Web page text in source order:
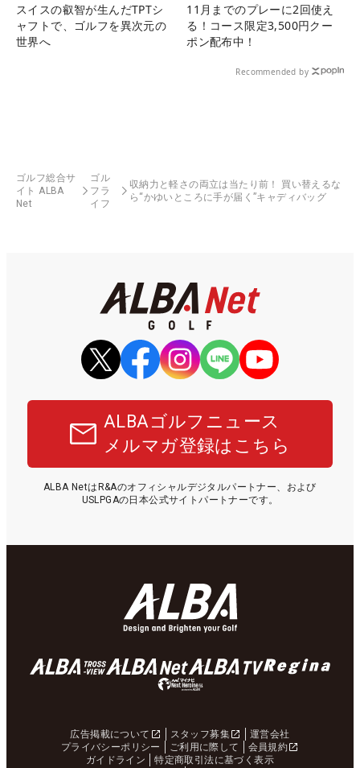
スイスの叡智が生んだTPTシ
ャフトで、ゴルフを異次元の
世界へ
11月までのプレーに2回使え
る！コース限定3,500円クー
ポン配布中！
Recommended by
ゴルフ総合サ
イト ALBA
Net
ゴル
フラ
イフ
収納力と軽さの両立は当たり前！ 買い替えるな
ら“かゆいところに手が届く”キャディバッグ
ALBAゴルフニュース
メルマガ登録はこちら
ALBA NetはR&Aのオフィシャルデジタルパートナー、および
USLPGAの日本公式サイトパートナーです。
広告掲載について スタッフ募集
運営会社
プライバシーポリシー
ご利用に際して
会員規約
ガイドライン
特定商取引法に基づく表示